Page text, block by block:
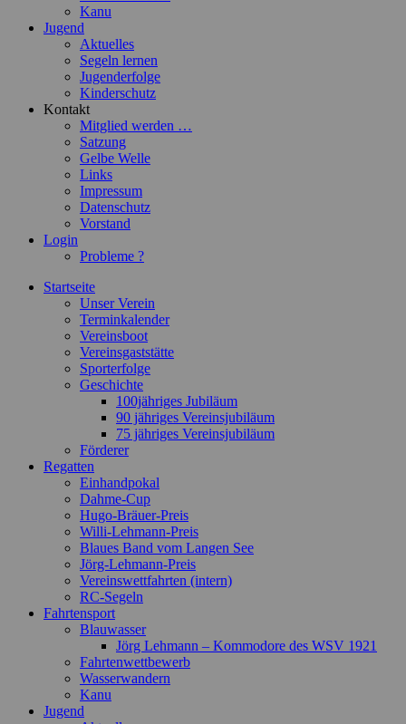
Kanu
Jugend
Aktuelles
Segeln lernen
Jugenderfolge
Kinderschutz
Kontakt
Mitglied werden …
Satzung
Gelbe Welle
Links
Impressum
Datenschutz
Vorstand
Login
Probleme ?
Startseite
Unser Verein
Terminkalender
Vereinsboot
Vereinsgaststätte
Sporterfolge
Geschichte
100jähriges Jubiläum
90 jähriges Vereinsjubiläum
75 jähriges Vereinsjubiläum
Förderer
Regatten
Einhandpokal
Dahme-Cup
Hugo-Bräuer-Preis
Willi-Lehmann-Preis
Blaues Band vom Langen See
Jörg-Lehmann-Preis
Vereinswettfahrten (intern)
RC-Segeln
Fahrtensport
Blauwasser
Jörg Lehmann – Kommodore des WSV 1921
Fahrtenwettbewerb
Wasserwandern
Kanu
Jugend